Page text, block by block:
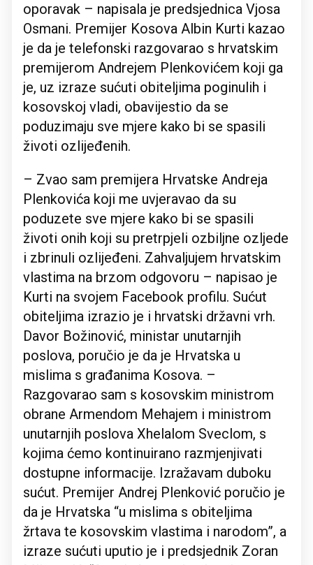
oporavak – napisala je predsjednica Vjosa
Osmani. Premijer Kosova Albin Kurti kazao
je da je telefonski razgovarao s hrvatskim
premijerom Andrejem Plenkovićem koji ga
je, uz izraze sućuti obiteljima poginulih i
kosovskoj vladi, obavijestio da se
poduzimaju sve mjere kako bi se spasili
životi ozlijeđenih.
– Zvao sam premijera Hrvatske Andreja
Plenkovića koji me uvjeravao da su
poduzete sve mjere kako bi se spasili
životi onih koji su pretrpjeli ozbiljne ozljede
i zbrinuli ozlijeđeni. Zahvaljujem hrvatskim
vlastima na brzom odgovoru – napisao je
Kurti na svojem Facebook profilu. Sućut
obiteljima izrazio je i hrvatski državni vrh.
Davor Božinović, ministar unutarnjih
poslova, poručio je da je Hrvatska u
mislima s građanima Kosova. –
Razgovarao sam s kosovskim ministrom
obrane Armendom Mehajem i ministrom
unutarnjih poslova Xhelalom Sveclom, s
kojima ćemo kontinuirano razmjenjivati
dostupne informacije. Izražavam duboku
sućut. Premijer Andrej Plenković poručio je
da je Hrvatska “u mislima s obiteljima
žrtava te kosovskim vlastima i narodom”, a
izraze sućuti uputio je i predsjednik Zoran